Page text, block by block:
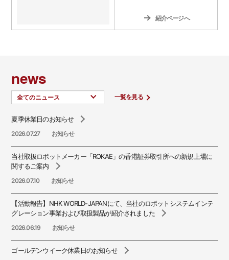
紹介ページへ
news
一覧を見る
夏季休業日のお知らせ
2026.07.27 お知らせ
当社取扱ロボットメーカー「ROKAE」の香港証券取引所への新規上場に
関するご案内
2026.07.10 お知らせ
【活動報告】NHK WORLD-JAPANにて、当社のロボットシステムインテ
グレーション事業および取扱製品が紹介されました
2026.06.19 お知らせ
ゴールデンウイーク休業日のお知らせ